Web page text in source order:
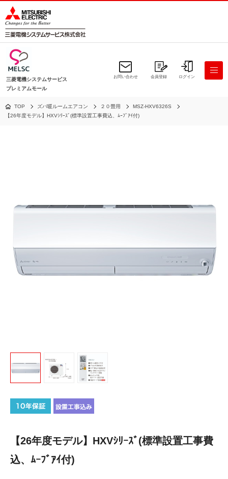
三菱電機システムサービス
プレミアムモール
お問い合わせ 会員登録 ログイン
TOP ズバ暖ルームエアコン ２０畳用
MSZ-HXV6326S
【26年度モデル】HXVｼﾘｰｽﾞ(標準設置工事費込、ﾑｰﾌﾞｱｲ付)
【26年度モデル】HXVｼﾘｰｽﾞ(標準設置工事費
込、ﾑｰﾌﾞｱｲ付)